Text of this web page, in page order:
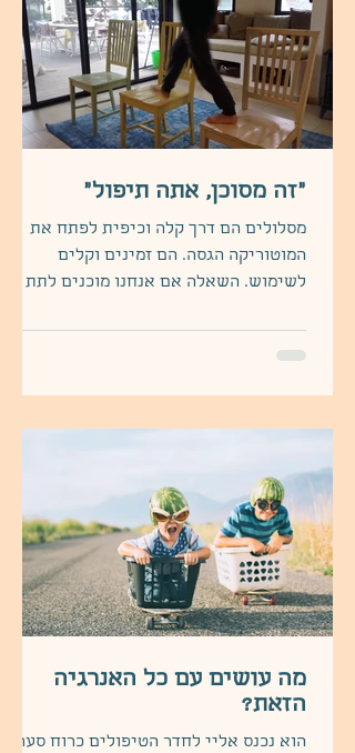
"זה מסוכן, אתה תיפול"
מסלולים הם דרך קלה וכיפית לפתח את
המוטוריקה הגסה. הם זמינים וקלים
לשימוש. השאלה אם אנחנו מוכנים לתת
מתוך
מה עושים עם כל האנרגיה
הזאת?
הוא נכנס אליי לחדר הטיפולים כרוח סערה.